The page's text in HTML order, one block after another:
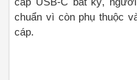
chuẩn vì còn phụ thuộc
cáp.